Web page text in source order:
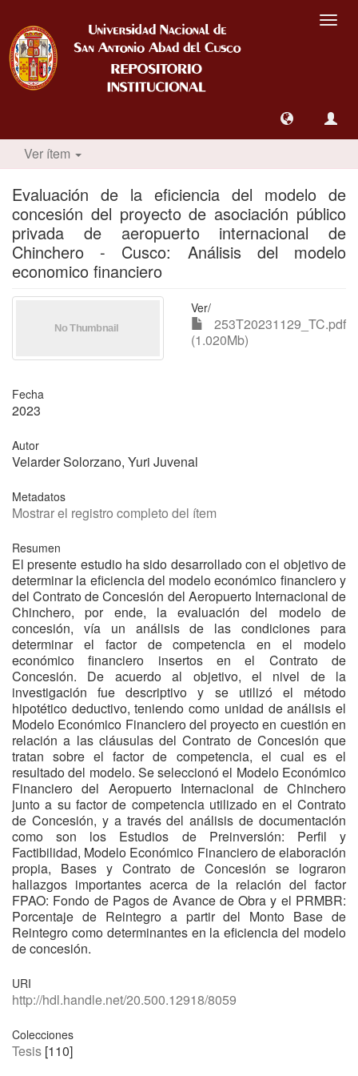
Ver ítem
Evaluación de la eficiencia del modelo de
concesión del proyecto de asociación público
privada de aeropuerto internacional de
Chinchero - Cusco: Análisis del modelo
economico financiero
Ver/
253T20231129_TC.pdf
(1.020Mb)
Fecha
2023
Autor
Velarder Solorzano, Yuri Juvenal
Metadatos
Mostrar el registro completo del ítem
Resumen
El presente estudio ha sido desarrollado con el objetivo de
determinar la eficiencia del modelo económico financiero y
del Contrato de Concesión del Aeropuerto Internacional de
Chinchero, por ende, la evaluación del modelo de
concesión, vía un análisis de las condiciones para
determinar el factor de competencia en el modelo
económico financiero insertos en el Contrato de
Concesión. De acuerdo al objetivo, el nivel de la
investigación fue descriptivo y se utilizó el método
hipotético deductivo, teniendo como unidad de análisis el
Modelo Económico Financiero del proyecto en cuestión en
relación a las cláusulas del Contrato de Concesión que
tratan sobre el factor de competencia, el cual es el
resultado del modelo. Se seleccionó el Modelo Económico
Financiero del Aeropuerto Internacional de Chinchero
junto a su factor de competencia utilizado en el Contrato
de Concesión, y a través del análisis de documentación
como son los Estudios de Preinversión: Perfil y
Factibilidad, Modelo Económico Financiero de elaboración
propia, Bases y Contrato de Concesión se lograron
hallazgos importantes acerca de la relación del factor
FPAO: Fondo de Pagos de Avance de Obra y el PRMBR:
Porcentaje de Reintegro a partir del Monto Base de
Reintegro como determinantes en la eficiencia del modelo
de concesión.
URI
http://hdl.handle.net/20.500.12918/8059
Colecciones
Tesis [110]